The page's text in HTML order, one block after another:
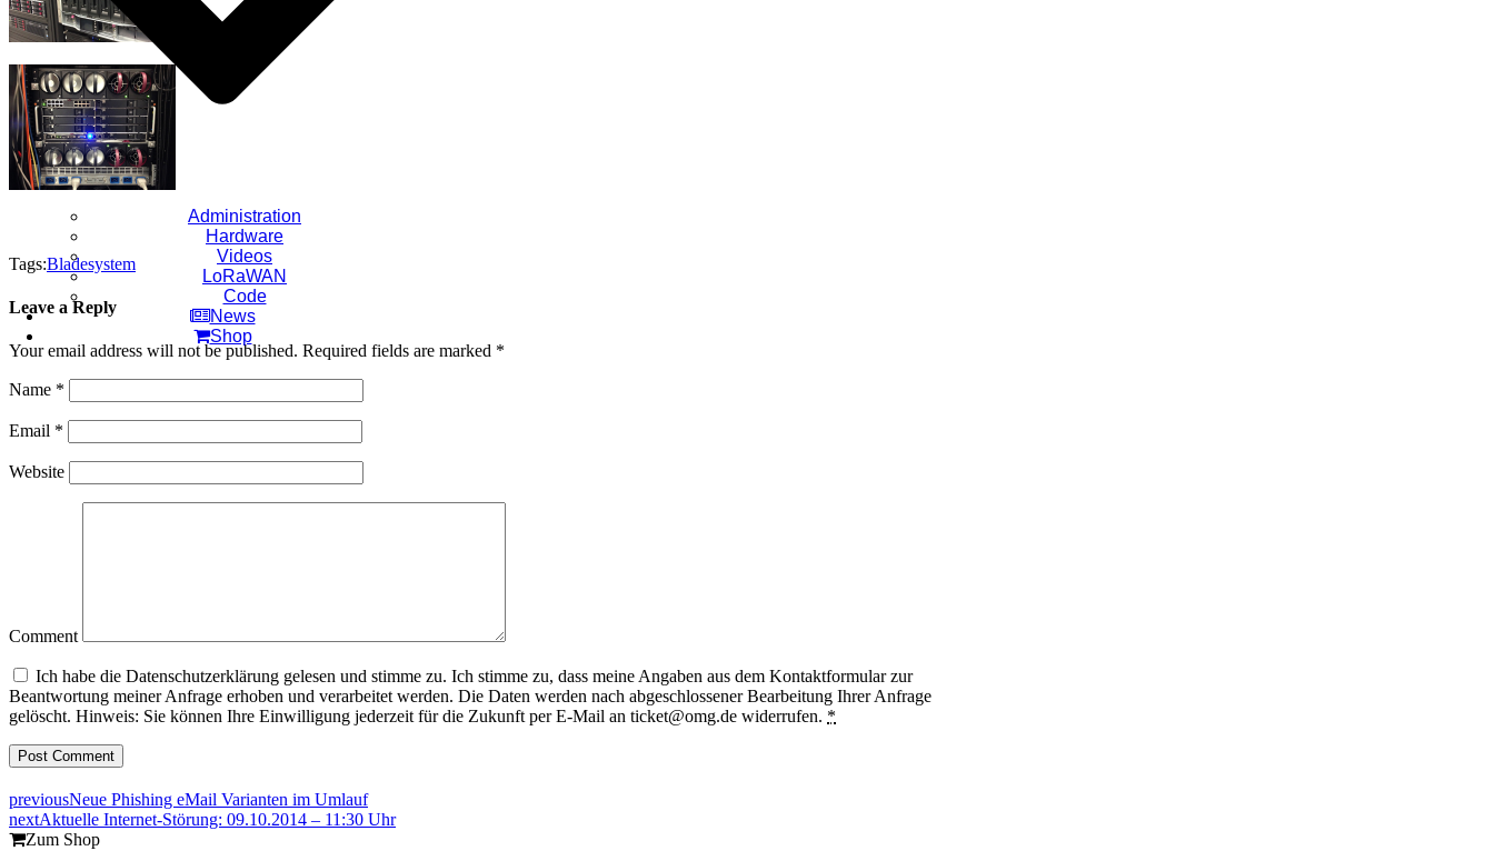
Administration
Hardware
Videos
LoRaWAN
Code
News
Shop
Tags:Bladesystem
Leave a Reply
Your email address will not be published. Required fields are marked *
Name *
Email *
Website
Comment
Ich habe die Datenschutzerklärung gelesen und stimme zu. Ich stimme zu, dass meine Angaben aus dem Kontaktformular zur
Beantwortung meiner Anfrage erhoben und verarbeitet werden. Die Daten werden nach abgeschlossener Bearbeitung Ihrer Anfrage
gelöscht. Hinweis: Sie können Ihre Einwilligung jederzeit für die Zukunft per E-Mail an ticket@omg.de widerrufen. *
previousNeue Phishing eMail Varianten im Umlauf
nextAktuelle Internet-Störung: 09.10.2014 – 11:30 Uhr
Zum Shop